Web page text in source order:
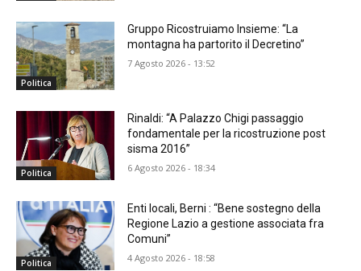
Politica
Gruppo Ricostruiamo Insieme: “La
montagna ha partorito il Decretino”
7 Agosto 2026 - 13:52
Politica
Rinaldi: “A Palazzo Chigi passaggio
fondamentale per la ricostruzione post
sisma 2016”
6 Agosto 2026 - 18:34
Politica
Enti locali, Berni : “Bene sostegno della
Regione Lazio a gestione associata fra
Comuni”
4 Agosto 2026 - 18:58